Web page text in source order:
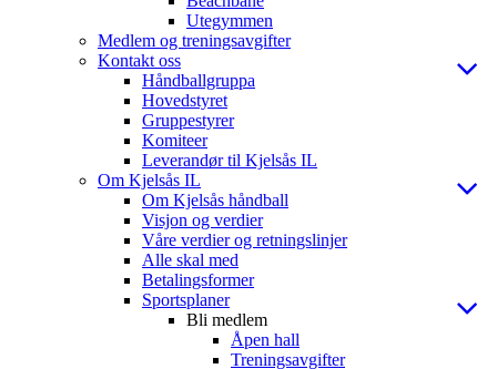
Utegymmen
Medlem og treningsavgifter
Kontakt oss
Håndballgruppa
Hovedstyret
Gruppestyrer
Komiteer
Leverandør til Kjelsås IL
Om Kjelsås IL
Om Kjelsås håndball
Visjon og verdier
Våre verdier og retningslinjer
Alle skal med
Betalingsformer
Sportsplaner
Bli medlem
Åpen hall
Treningsavgifter